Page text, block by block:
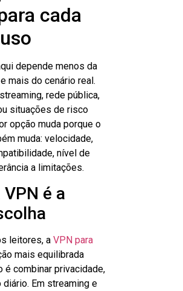
cada
depende menos da
mais do cenário real.
rede pública,
situações de risco
opção muda porque o
muda: velocidade,
nível de
a limitações.
é a
leitores, a VPN para
mais equilibrada
é combinar privacidade,
Em streaming e